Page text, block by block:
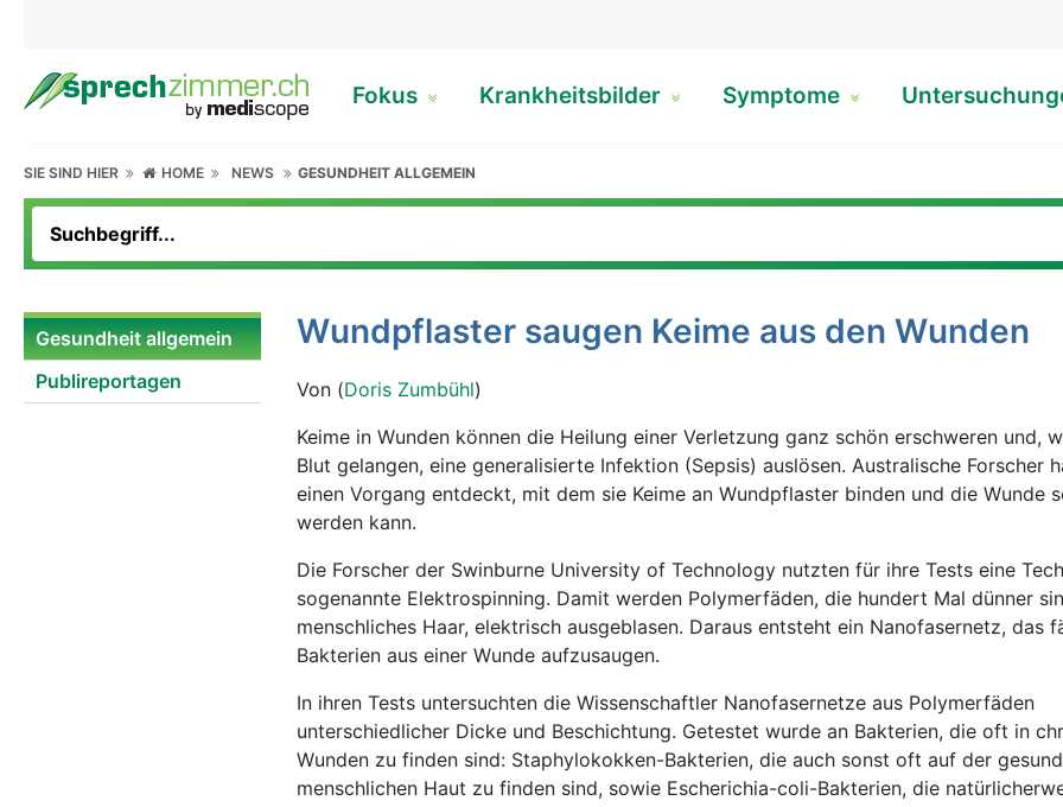
Fokus Krankheitsbilder Symptome
SIE SIND HIER HOME NEWS GESUNDHEIT ALLGEMEIN
Gesundheit allgemein
Publireportagen
Wundpflaster saugen Keime aus den Wunden
Von (Doris Zumbühl)
Keime in Wunden können die Heilung einer Verletzung ganz schön erschweren und,
Blut gelangen, eine generalisierte Infektion (Sepsis) auslösen. Australische Forscher
einen Vorgang entdeckt, mit dem sie Keime an Wundpflaster binden und die Wunde
werden kann.
Die Forscher der Swinburne University of Technology nutzten für ihre Tests eine
sogenannte Elektrospinning. Damit werden Polymerfäden, die hundert Mal dünner
menschliches Haar, elektrisch ausgeblasen. Daraus entsteht ein Nanofasernetz, das
Bakterien aus einer Wunde aufzusaugen.
In ihren Tests untersuchten die Wissenschaftler Nanofasernetze aus Polymerfäden
unterschiedlicher Dicke und Beschichtung. Getestet wurde an Bakterien, die oft in
Wunden zu finden sind: Staphylokokken-Bakterien, die auch sonst oft auf der
menschlichen Haut zu finden sind, sowie Escherichia-coli-Bakterien, die